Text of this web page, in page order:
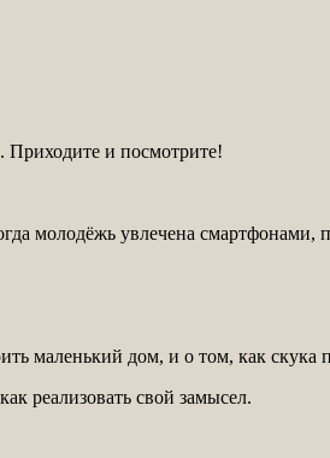
Приходите и посмотрите!
молодёжь увлечена
маленький дом, и о том, как скука
реализовать свой замысел.